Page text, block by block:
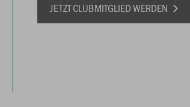
JETZT CLUBMITGLIED WERDEN